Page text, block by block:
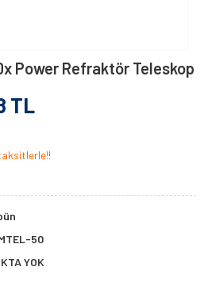
Power Refraktör Teleskop
TL
50
YOK